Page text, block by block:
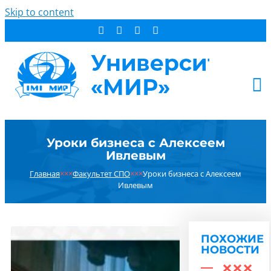
Skip to content
СТУДЕНТУ
НОВОСТИ
РЕЗУЛЬТАТ ПОИСКА:
Уроки бизнеса с Алексеем
Ивлевым
Главная×××Факультет СПО×××Уроки бизнеса с Алексеем
Ивлевым
ПОХОЖИЕ
НОВОСТИ